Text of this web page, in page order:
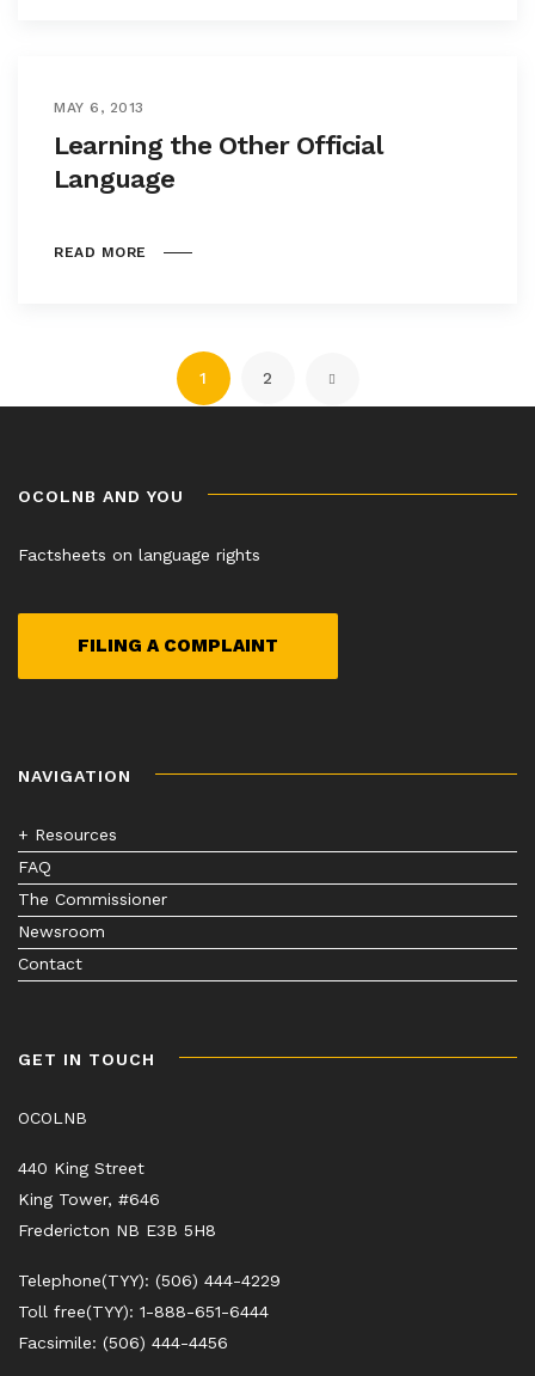
MAY 6, 2013
Learning the Other Official
Language
READ MORE
1 2
OCOLNB AND YOU
Factsheets on language rights
FILING A COMPLAINT
NAVIGATION
+ Resources
FAQ
The Commissioner
Newsroom
Contact
GET IN TOUCH
OCOLNB
440 King Street
King Tower, #646
Fredericton NB E3B 5H8
Telephone(TYY): (506) 444-4229
Toll free(TYY): 1-888-651-6444
Facsimile: (506) 444-4456